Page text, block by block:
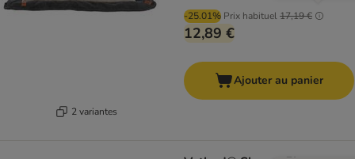
2 variantes
-25.01% Prix habituel17,19 €
12,89 €
Ajouter au panier